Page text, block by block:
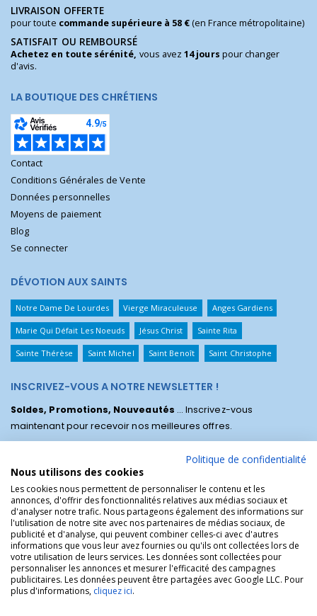
LIVRAISON OFFERTE
pour toute commande supérieure à 58 €(en France métropolitaine)
SATISFAIT OU REMBOURSÉ
Achetez en toute sérénité, vous avez14 jours pour changer
d'avis.
LA BOUTIQUE DES CHRÉTIENS
Contact
Conditions Générales de Vente
Données personnelles
Moyens de paiement
Blog
Se connecter
DÉVOTION AUX SAINTS
Notre Dame De Lourdes Vierge Miraculeuse Anges Gardiens
Marie Qui Défait Les Noeuds Jésus Christ Sainte Rita
Sainte Thérèse Saint Michel Saint Benoît Saint Christophe
INSCRIVEZ-VOUS A NOTRE NEWSLETTER !
Soldes, Promotions, Nouveautés ... Inscrivez-vous
maintenant pour recevoir nos meilleures offres.
La Boutique des Chrétiens © | La boutique religieuse chrétienne de
référence !.
Politique de confidentialité
Nous utilisons des cookies
Les cookies nous permettent de personnaliser le contenu et les
annonces, d'offrir des fonctionnalités relatives aux médias sociaux et
d'analyser notre trafic. Nous partageons également des informations sur
l'utilisation de notre site avec nos partenaires de médias sociaux, de
publicité et d'analyse, qui peuvent combiner celles-ci avec d'autres
informations que vous leur avez fournies ou qu'ils ont collectées lors de
votre utilisation de leurs services. Les données sont collectées pour
personnaliser les annonces et mesurer l'efficacité des campagnes
publicitaires. Les données peuvent être partagées avec Google LLC. Pour
plus d'informations, cliquez ici.